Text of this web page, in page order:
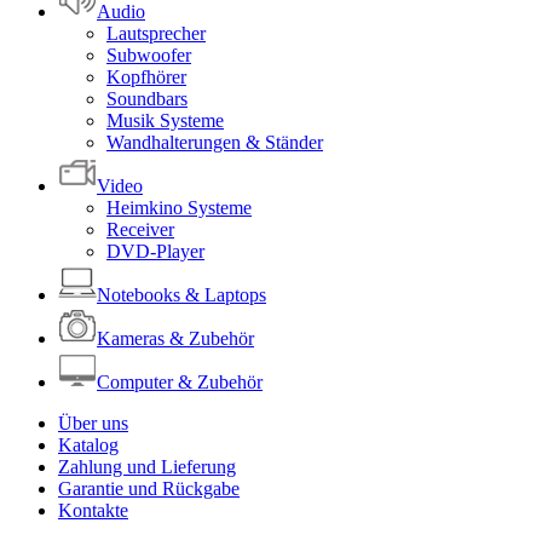
Audio
Lautsprecher
Subwoofer
Kopfhörer
Soundbars
Musik Systeme
Wandhalterungen & Ständer
Video
Heimkino Systeme
Receiver
DVD-Player
Notebooks & Laptops
Kameras & Zubehör
Computer & Zubehör
Über uns
Katalog
Zahlung und Lieferung
Garantie und Rückgabe
Kontakte